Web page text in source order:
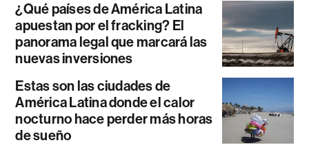
¿Qué países de América Latina
apuestan por el fracking? El
panorama legal que marcará las
nuevas inversiones
Estas son las ciudades de
América Latina donde el calor
nocturno hace perder más horas
de sueño